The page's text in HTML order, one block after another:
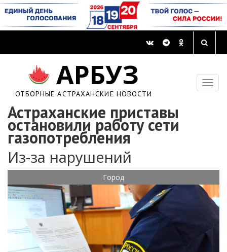
АРБУЗ
ОТБОРНЫЕ АСТРАХАНСКИЕ НОВОСТИ
Астраханские приставы
остановили работу сети
газопотребления
Из-за нарушений
Город